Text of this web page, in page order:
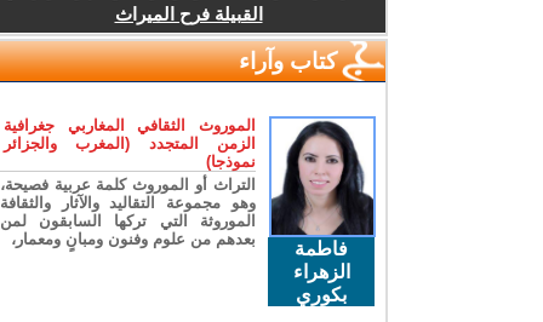
القبيلة فرح الميراث
كتاب وآراء
فاطمة
الزهراء
بكوري
الموروث الثقافي المغاربي جغرافية
الزمن المتجدد (المغرب والجزائر
نموذجا)
التراث أو الموروث كلمة عربية فصيحة،
وهو مجموعة التقاليد والآثار والثقافة
الموروثة التي تركها السابقون لمن
بعدهم من علوم وفنون ومبانٍ ومعمار،